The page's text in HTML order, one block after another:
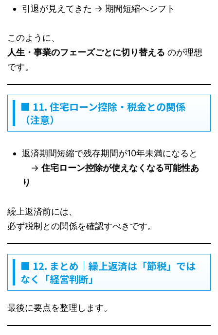
引退が見えてきた → 期間短縮へシフト
このように、
人生・事業のフェーズごとに切り替える のが理想
です。
■ 11. 住宅ローン控除・税金との関係
（注意）
返済期間短縮で残存期間が10年未満になると
→住宅ローン控除が使えなくなる可能性あ
り
繰上返済前には、
必ず税制との関係を確認すべきです。
■ 12. まとめ｜繰上返済は「節税」では
なく「経営判断」
最後に要点を整理します。